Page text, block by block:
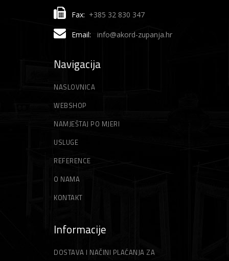
Fax: +385 32 830 347
Email: info@akord-zupanja.hr
Navigacija
NASLOVNICA
WEBSHOP
NAMJEŠTAJ PO MJERI
USLUGE
REFERENCE
O NAMA
KONTAKT
Informacije
DOSTAVA I NAČINI PLAĆANJA ZA